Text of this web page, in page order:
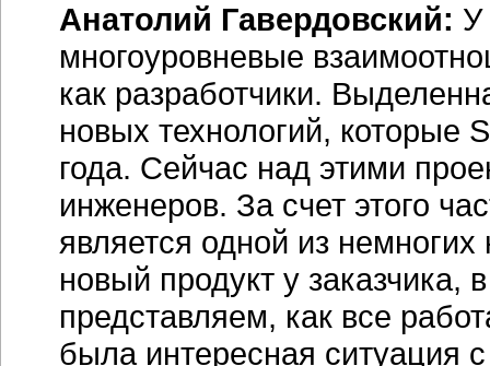
Анатолий Гавердовский: У
многоуровневые
как разработчики.
новых технологий, которые
года. Сейчас над этими
инженеров. За счет этого
является одной из
новый продукт у
представляем, как все
была интересная ситуация